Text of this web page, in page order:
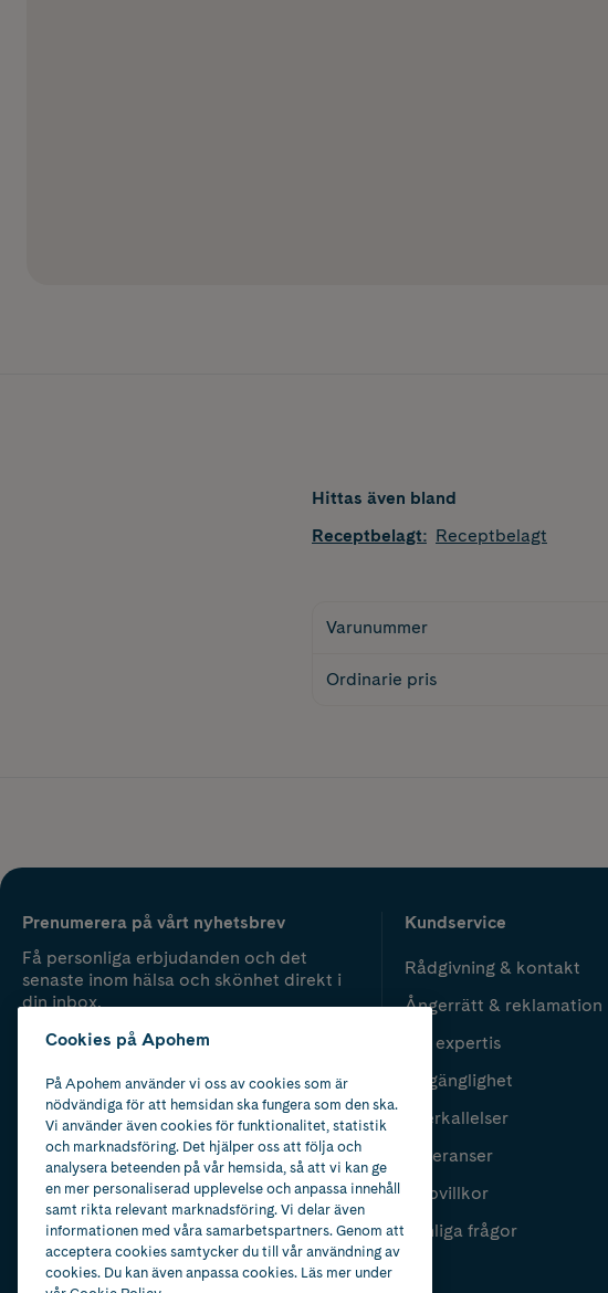
Hittas även bland
Receptbelagt: Receptbelagt
Varunummer
Ordinarie pris
Prenumerera på vårt nyhetsbrev
Få personliga erbjudanden och det
senaste inom hälsa och skönhet direkt i
din inbox.
Kundservice
Rådgivning & kontakt
Ångerrätt & reklamation
Vår expertis
Tillgänglighet
Återkallelser
Leveranser
Köpvillkor
Vanliga frågor
Cookies på Apohem
På Apohem använder vi oss av cookies som är
nödvändiga för att hemsidan ska fungera som den ska.
Vi använder även cookies för funktionalitet, statistik
och marknadsföring. Det hjälper oss att följa och
analysera beteenden på vår hemsida, så att vi kan ge
en mer personaliserad upplevelse och anpassa innehåll
samt rikta relevant marknadsföring. Vi delar även
informationen med våra samarbetspartners. Genom att
acceptera cookies samtycker du till vår användning av
cookies. Du kan även anpassa cookies. Läs mer under